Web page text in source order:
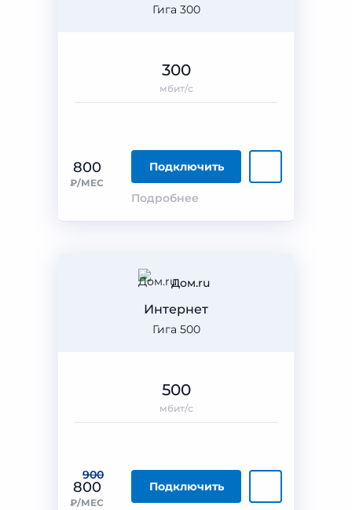
Гига 300
800
₽/МЕС
Подключить
Подробнее
300
мбит/с
Дом.ru
Гига 500
Интернет
900
800
₽/МЕС
Подключить
500
мбит/с